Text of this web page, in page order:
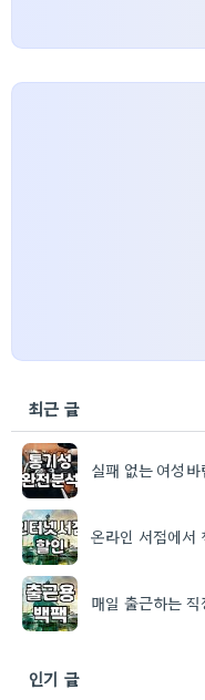
최근 글
실패 없는 여성
온라인 서점에서
매일 출근하는
인기 글